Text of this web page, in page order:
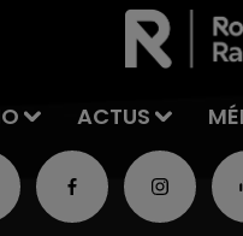
ACTUS